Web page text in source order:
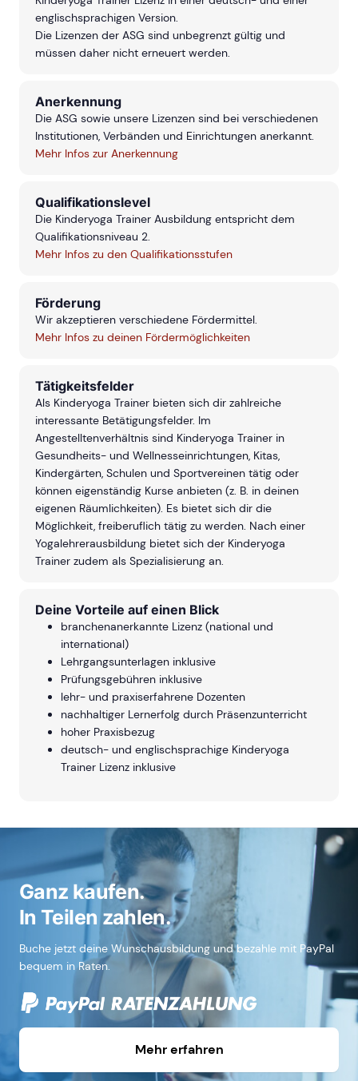
englischsprachigen Version.
Die Lizenzen der ASG sind unbegrenzt gültig und
müssen daher nicht erneuert werden.
Anerkennung
Die ASG sowie unsere Lizenzen sind bei verschiedenen
Institutionen, Verbänden und Einrichtungen anerkannt.
Mehr Infos zur Anerkennung
Qualifikationslevel
Die Kinderyoga Trainer Ausbildung entspricht dem
Qualifikationsniveau 2.
Mehr Infos zu den Qualifikationsstufen
Förderung
Wir akzeptieren verschiedene Fördermittel.
Mehr Infos zu deinen Fördermöglichkeiten
Tätigkeitsfelder
Als Kinderyoga Trainer bieten sich dir zahlreiche
interessante Betätigungsfelder. Im
Angestelltenverhältnis sind Kinderyoga Trainer in
Gesundheits- und Wellnesseinrichtungen, Kitas,
Kindergärten, Schulen und Sportvereinen tätig oder
können eigenständig Kurse anbieten (z. B. in deinen
eigenen Räumlichkeiten). Es bietet sich dir die
Möglichkeit, freiberuflich tätig zu werden. Nach einer
Yogalehrerausbildung bietet sich der Kinderyoga
Trainer zudem als Spezialisierung an.
Deine Vorteile auf einen Blick
branchenanerkannte Lizenz (national und
international)
Lehrgangsunterlagen inklusive
Prüfungsgebühren inklusive
lehr- und praxiserfahrene Dozenten
nachhaltiger Lernerfolg durch Präsenzunterricht
hoher Praxisbezug
deutsch- und englischsprachige Kinderyoga
Trainer Lizenz inklusive
Ganz kaufen.
In Teilen zahlen.
Buche jetzt deine Wunschausbildung und bezahle mit PayPal
bequem in Raten.
Mehr erfahren